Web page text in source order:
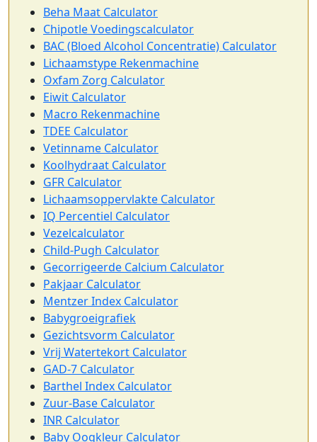
Beha Maat Calculator
Chipotle Voedingscalculator
BAC (Bloed Alcohol Concentratie) Calculator
Lichaamstype Rekenmachine
Oxfam Zorg Calculator
Eiwit Calculator
Macro Rekenmachine
TDEE Calculator
Vetinname Calculator
Koolhydraat Calculator
GFR Calculator
Lichaamsoppervlakte Calculator
IQ Percentiel Calculator
Vezelcalculator
Child-Pugh Calculator
Gecorrigeerde Calcium Calculator
Pakjaar Calculator
Mentzer Index Calculator
Babygroeigrafiek
Gezichtsvorm Calculator
Vrij Watertekort Calculator
GAD-7 Calculator
Barthel Index Calculator
Zuur-Base Calculator
INR Calculator
Baby Oogkleur Calculator